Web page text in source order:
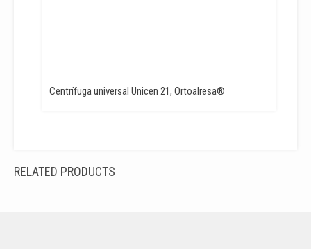
Centrífuga universal Unicen 21, Ortoalresa®
RELATED PRODUCTS